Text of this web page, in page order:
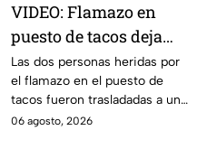
VIDEO: Flamazo en
puesto de tacos deja
dos heridos en CDMX
Las dos personas heridas por
el flamazo en el puesto de
tacos fueron trasladadas a un
hospital para recibir atención
06 agosto, 2026